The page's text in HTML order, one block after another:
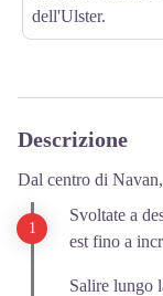
dell'Ulster.
Descrizione
Dal centro di
Svoltate a
est fino a
Salire lungo